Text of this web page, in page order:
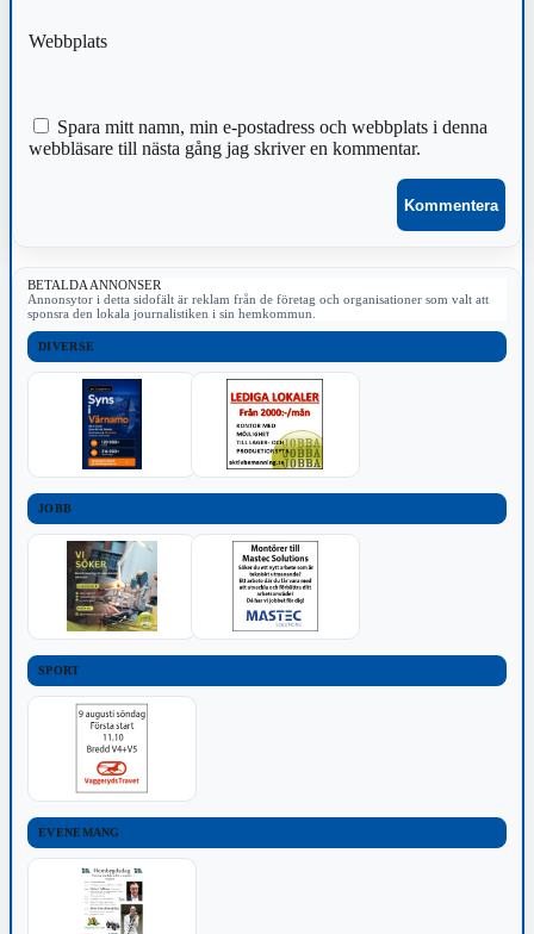
Webbplats
Spara mitt namn, min e-postadress och webbplats i denna
webbläsare till nästa gång jag skriver en kommentar.
BETALDA ANNONSER
Annonsytor i detta sidofält är reklam från de företag och organisationer som valt att
sponsra den lokala journalistiken i sin hemkommun.
DIVERSE
JOBB
SPORT
EVENEMANG